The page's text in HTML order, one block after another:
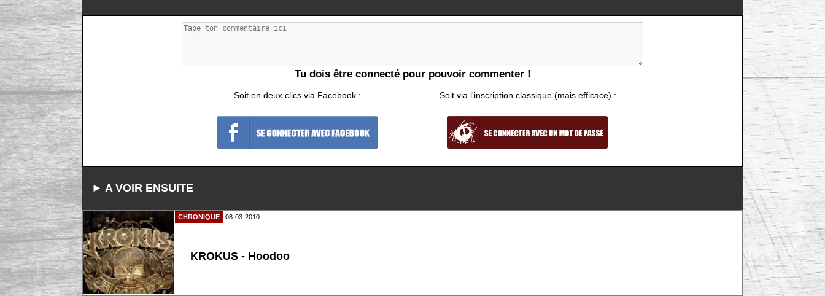
Tu dois être connecté pour pouvoir commenter !
Soit en deux clics via Facebook : Soit via l'inscription classique (mais efficace) :
► A VOIR ENSUITE
CHRONIQUE 08-03-2010
KROKUS - Hoodoo